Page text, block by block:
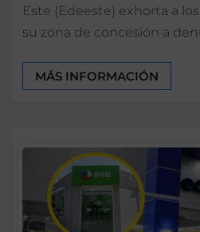
Este (Edeeste) exhorta a
su zona de concesión a
MÁS INFORMACIÓN